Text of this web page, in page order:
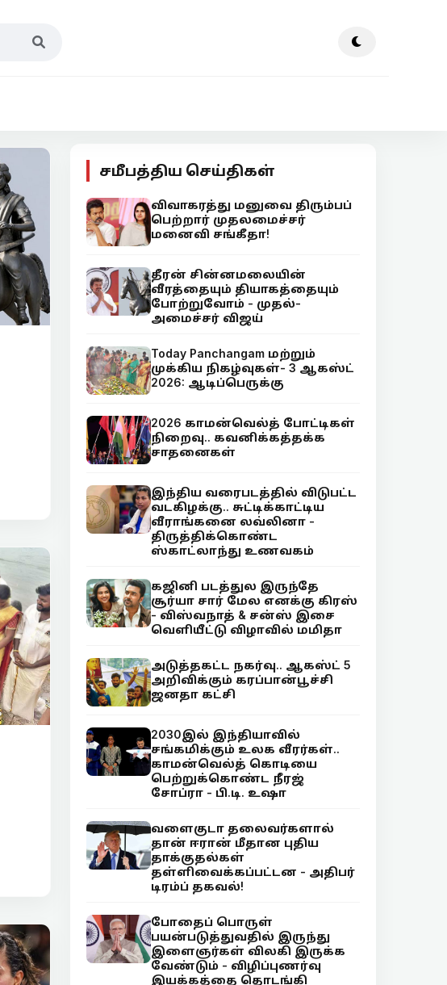
சமீபத்திய செய்திகள்
விவாகரத்து மனுவை திரும்பப்
பெற்றார் முதலமைச்சர்
மனைவி சங்கீதா!
தீரன் சின்னமலையின்
வீரத்தையும் தியாகத்தையும்
போற்றுவோம் - முதல்-
அமைச்சர் விஜய்
Today Panchangam மற்றும்
முக்கிய நிகழ்வுகள்- 3 ஆகஸ்ட்
2026: ஆடிப்பெருக்கு
2026 காமன்வெல்த் போட்டிகள்
நிறைவு.. கவனிக்கத்தக்க
சாதனைகள்
இந்திய வரைபடத்தில் விடுபட்ட
வடகிழக்கு.. சுட்டிக்காட்டிய
வீராங்கனை லவ்லினா -
திருத்திக்கொண்ட
ஸ்காட்லாந்து உணவகம்
கஜினி படத்துல இருந்தே
சூர்யா சார் மேல எனக்கு கிரஸ்
- விஸ்வநாத் & சன்ஸ் இசை
வெளியீட்டு விழாவில் மமிதா
அடுத்தகட்ட நகர்வு.. ஆகஸ்ட் 5
அறிவிக்கும் கரப்பான்பூச்சி
ஜனதா கட்சி
2030இல் இந்தியாவில்
சங்கமிக்கும் உலக வீரர்கள்..
காமன்வெல்த் கொடியை
பெற்றுக்கொண்ட நீரஜ்
சோப்ரா - பி.டி. உஷா
வளைகுடா தலைவர்களால்
தான் ஈரான் மீதான புதிய
தாக்குதல்கள்
தள்ளிவைக்கப்பட்டன - அதிபர்
டிரம்ப் தகவல்!
போதைப் பொருள்
பயன்படுத்துவதில் இருந்து
இளைஞர்கள் விலகி இருக்க
வேண்டும் - விழிப்புணர்வு
இயக்கத்தை தொடங்கி